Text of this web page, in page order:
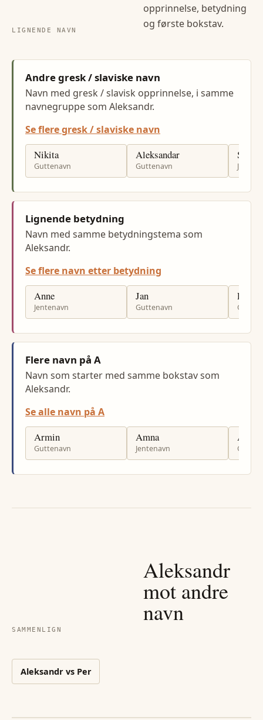
LIGNENDE NAVN
opprinnelse, betydning
og første bokstav.
Andre gresk / slaviske navn
Navn med gresk / slavisk opprinnelse, i samme
navnegruppe som Aleksandr.
Se flere gresk / slaviske navn
Nikita
Guttenavn
Aleksandar
Guttenavn
Sofija
Lignende betydning
Navn med samme betydningstema som
Aleksandr.
Se flere navn etter betydning
Anne
Jentenavn
Jan
Guttenavn
Per
Flere navn på A
Navn som starter med samme bokstav som
Aleksandr.
Se alle navn på A
Armin
Guttenavn
Amna
Jentenavn
SAMMENLIGN
Aleksandr
mot andre
navn
Aleksandrvs Per